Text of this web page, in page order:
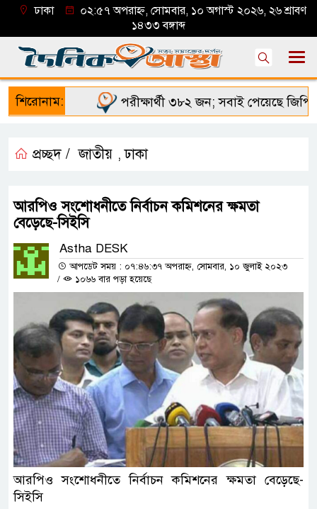
ঢাকা
০২:৫৭ অপরাহ্ন, সোমবার, ১০ অগাস্ট ২০২৬, ২৬ শ্রাবণ
১৪৩৩ বঙ্গাব্দ
শিরোনাম: পরীক্ষার্থী ৩৮২ জন; সবাই পেয়েছে জিপিএ ৫
প্রচ্ছদ / জাতীয় ,ঢাকা
আরপিও সংশোধনীতে নির্বাচন কমিশনের ক্ষমতা
বেড়েছে-সিইসি
Astha DESK
আপডেট সময় : ০৭:৪৬:৩৭ অপরাহ্ন, সোমবার, ১০ জুলাই ২০২৩
/
১০৬৬ বার পড়া হয়েছে
আরপিও সংশোধনীতে নির্বাচন কমিশনের ক্ষমতা বেড়েছে-
সিইসি